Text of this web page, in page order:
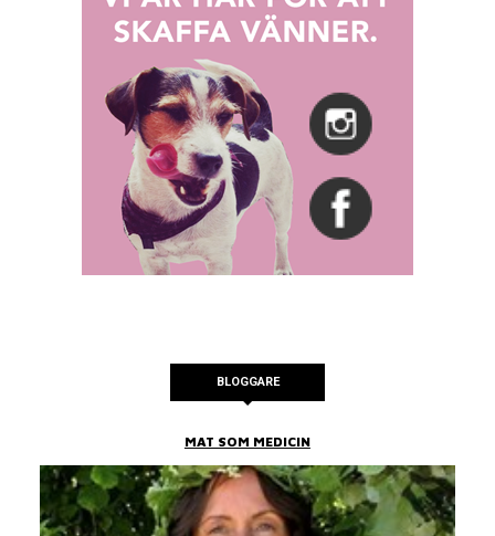
BLOGGARE
MAT SOM MEDICIN